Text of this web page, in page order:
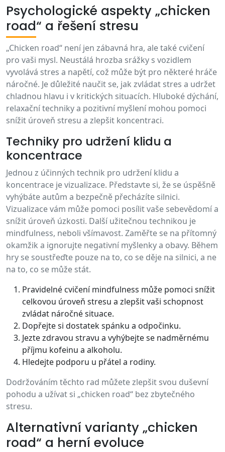
Psychologické aspekty „chicken
road“ a řešení stresu
„Chicken road“ není jen zábavná hra, ale také cvičení
pro vaši mysl. Neustálá hrozba srážky s vozidlem
vyvolává stres a napětí, což může být pro některé hráče
náročné. Je důležité naučit se, jak zvládat stres a udržet
chladnou hlavu i v kritických situacích. Hluboké dýchání,
relaxační techniky a pozitivní myšlení mohou pomoci
snížit úroveň stresu a zlepšit koncentraci.
Techniky pro udržení klidu a
koncentrace
Jednou z účinných technik pro udržení klidu a
koncentrace je vizualizace. Představte si, že se úspěšně
vyhýbáte autům a bezpečně přecházíte silnici.
Vizualizace vám může pomoci posílit vaše sebevědomí a
snížit úroveň úzkosti. Další užitečnou technikou je
mindfulness, neboli všímavost. Zaměřte se na přítomný
okamžik a ignorujte negativní myšlenky a obavy. Během
hry se soustřeďte pouze na to, co se děje na silnici, a ne
na to, co se může stát.
Pravidelné cvičení mindfulness může pomoci snížit
celkovou úroveň stresu a zlepšit vaši schopnost
zvládat náročné situace.
Dopřejte si dostatek spánku a odpočinku.
Jezte zdravou stravu a vyhýbejte se nadměrnému
příjmu kofeinu a alkoholu.
Hledejte podporu u přátel a rodiny.
Dodržováním těchto rad můžete zlepšit svou duševní
pohodu a užívat si „chicken road“ bez zbytečného
stresu.
Alternativní varianty „chicken
road“ a herní evoluce